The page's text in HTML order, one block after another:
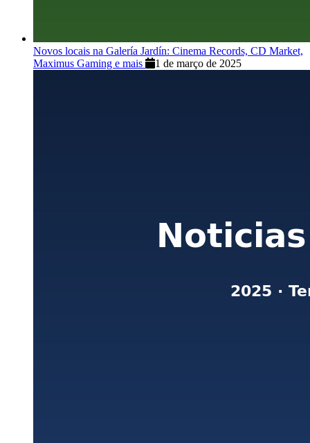
Novos locais na Galería Jardín: Cinema Records, CD Market,
Maximus Gaming e mais
1 de março de 2025